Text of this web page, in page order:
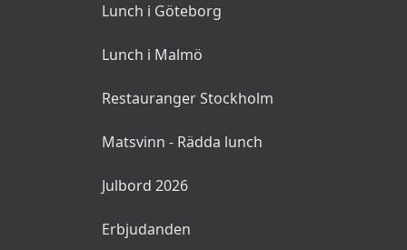
Lunch i Göteborg
Lunch i Malmö
Restauranger Stockholm
Matsvinn - Rädda lunch
Julbord 2026
Erbjudanden